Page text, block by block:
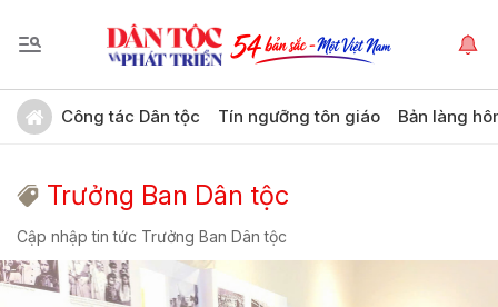
Công tác Dân tộc Tín ngưỡng tôn giáo Bản làng
Trưởng Ban Dân tộc
Cập nhập tin tức Trưởng Ban Dân tộc